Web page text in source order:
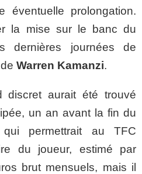
éventuelle prolongation.
la mise sur le banc du
dernières journées de
Warren Kamanzi.
discret aurait été trouvé
un an avant la fin du
permettrait au TFC
du joueur, estimé par
brut mensuels, mais il